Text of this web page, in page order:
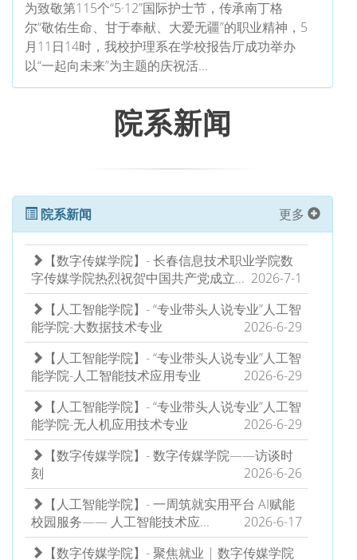
为致敬第115个“5·12”国际护士节，传承南丁格
尔“敬佑生命、甘于奉献、大爱无疆”的职业精神，5
月11日14时，我校护理系在学校报告厅成功举办
以“一起向未来”为主题的庆祝活...
院系新闻
院系新闻 更多
【数字传媒学院】- 长春信息技术职业学院数
字传媒学院热烈祝贺中国共产党成立... 2026-7-1
【人工智能学院】- “专业带头人说专业”人工智
能学院-大数据技术专业
2026-6-29
【人工智能学院】- “专业带头人说专业”人工智
能学院-人工智能技术应用专业
2026-6-29
【人工智能学院】- “专业带头人说专业”人工智
能学院-无人机应用技术专业
2026-6-29
【数字传媒学院】- 数字传媒学院——访谈时
刻
2026-6-26
【人工智能学院】- 一周筑就实用平台 AI赋能
校园服务—— 人工智能技术应...
2026-6-17
【数字传媒学院】- 聚焦就业 | 数字传媒学院